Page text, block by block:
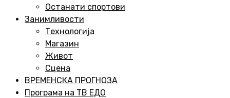
Останати спортови
Занимливости
Технологија
Магазин
Живот
Сцена
ВРЕМЕНСКА ПРОГНОЗА
Програма на ТВ ЕДО